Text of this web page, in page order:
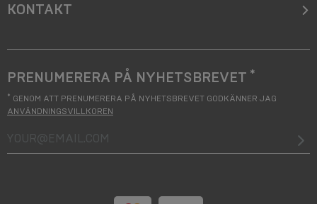
KONTAKT
PRENUMERERA PÅ NYHETSBREVET *
* GENOM ATT PRENUMERERA PÅ NYHETSBREVET GODKÄNNER JAG
ANVÄNDNINGSVILLKOREN
your@email.com